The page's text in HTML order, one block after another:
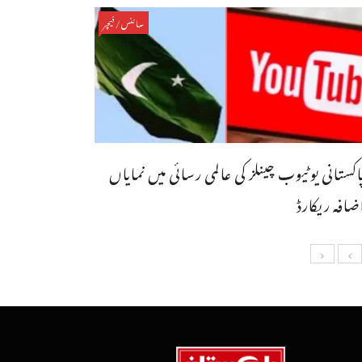
سائنس/فیچر
یوٹیوب چینلز کی عالمی رسائی میں نمایاں
ریکارڈ